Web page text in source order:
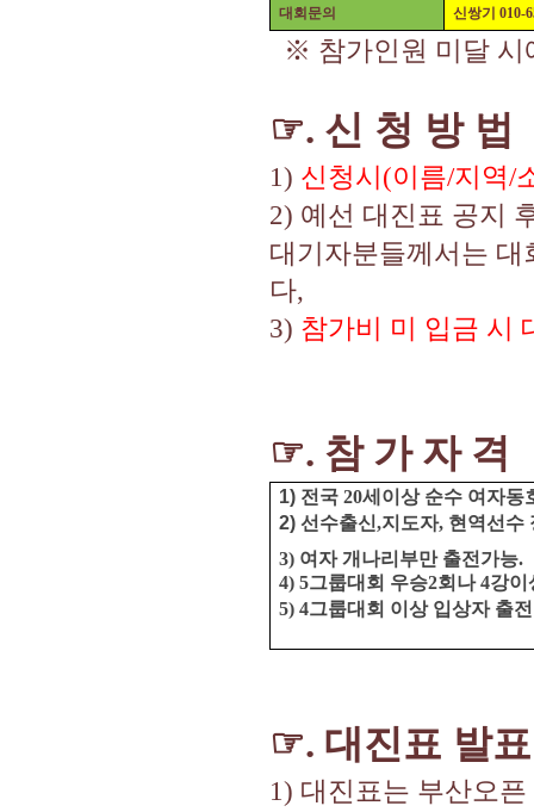
대회문의 신쌍기 010-
※ 참가인원 미달 시
☞. 신 청 방 법
1) 신청시(이름/지역/
2) 예선 대진표 공지
대기자분들께서는
다,
3) 참가비 미 입금 시
☞. 참 가 자 격
1) 전국 20세이상 순수 여자동
2) 선수출신,지도자, 현역선수
3) 여자 개나리부만 출전가능.
4) 5그룹대회 우승2회나4강
5) 4그룹대회 이상 입상자 출
☞. 대진표 발표
1) 대진표는 부산오